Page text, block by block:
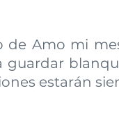
de Amo mi
guardar
estarán